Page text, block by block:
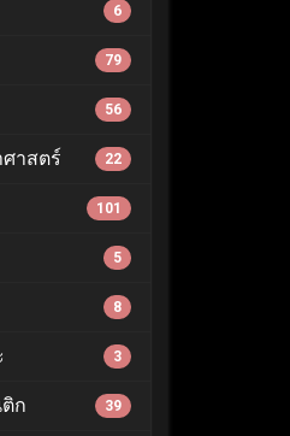
6
79
56
าสตร์ 22
101
5
8
3
ก 39